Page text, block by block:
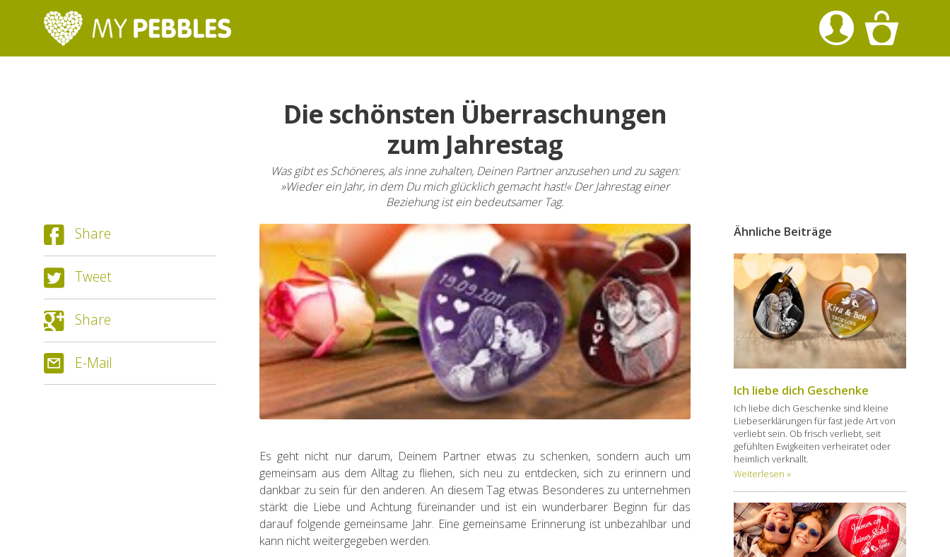
Die schönsten Überraschungen
zum Jahrestag
Was gibt es Schöneres, als inne zuhalten, Deinen Partner anzusehen und zu sagen:
»Wieder ein Jahr, in dem Du mich glücklich gemacht hast!« Der Jahrestag einer
Beziehung ist ein bedeutsamer Tag.
Share
Tweet
Share
E-Mail
Es geht nicht nur darum, Deinem Partner etwas zu schenken, sondern auch um
gemeinsam aus dem Alltag zu fliehen, sich neu zu entdecken, sich zu erinnern und
dankbar zu sein für den anderen. An diesem Tag etwas Besonderes zu unternehmen
stärkt die Liebe und Achtung füreinander und ist ein wunderbarer Beginn für das
darauf folgende gemeinsame Jahr. Eine gemeinsame Erinnerung ist unbezahlbar und
kann nicht weitergegeben werden.
Ähnliche Beiträge
Ich liebe dich Geschenke
Ich liebe dich Geschenke sind kleine
Liebeserklärungen für fast jede Art von
verliebt sein. Ob frisch verliebt, seit
gefühlten Ewigkeiten verheiratet oder
heimlich verknallt.
Weiterlesen »